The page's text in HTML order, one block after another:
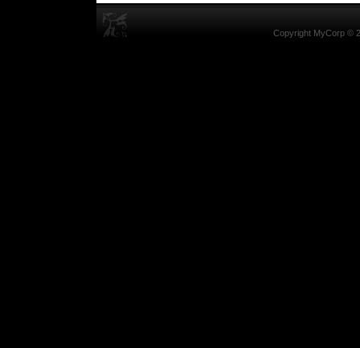
Copyright MyCorp ©